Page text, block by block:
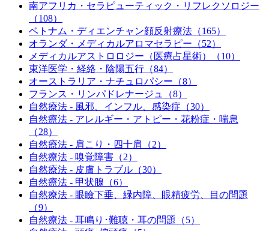
南アフリカ・セラピューティック・リフレクソロジー
（108）
ベトナム・ディエンチャン顔反射療法（165）
オランダ・メディカルアロマセラピー（52）
メディカルアストロロジー（医療占星術）（10）
東洋医学・経絡・陰陽五行（84）
オーストラリア・ナチュロパシー（8）
フランス・リンパドレナージュ（8）
自然療法 - 風邪、インフル、感染症（30）
自然療法 - アレルギー・アトピー・花粉症・喘息
（28）
自然療法 - 肩こり・四十肩（2）
自然療法 - 嗅覚障害（2）
自然療法 - 皮膚トラブル（30）
自然療法 - 甲状腺（6）
自然療法 - 眼瞼下垂、緑内障、眼精疲労、目の問題
（9）
自然療法 - 耳鳴り･難聴・耳の問題（5）